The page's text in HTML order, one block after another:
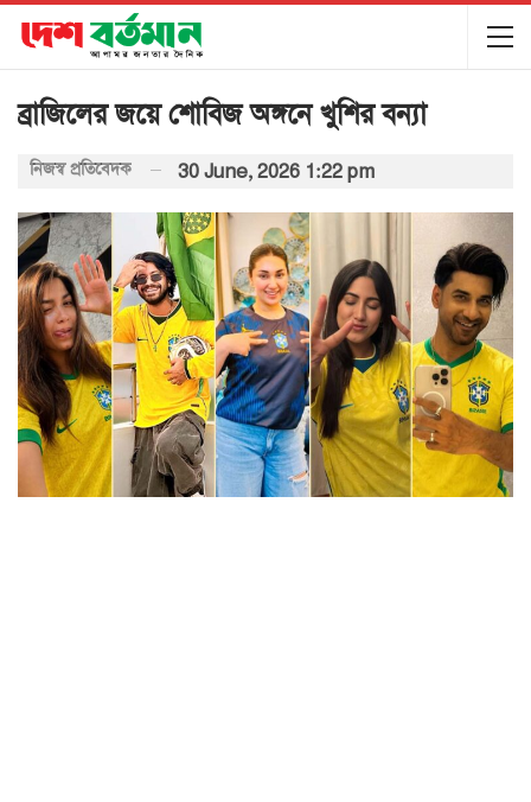
ব্রাজিলের জয়ে শোবিজ অঙ্গনে খুশির বন্যা
নিজস্ব প্রতিবেদক 30 June, 2026 1:22 pm